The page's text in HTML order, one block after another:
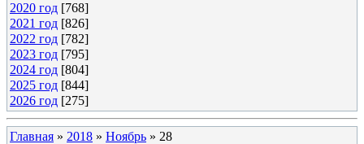
2020 год [768]
2021 год [826]
2022 год [782]
2023 год [795]
2024 год [804]
2025 год [844]
2026 год [275]
Главная » 2018 » Ноябрь » 28